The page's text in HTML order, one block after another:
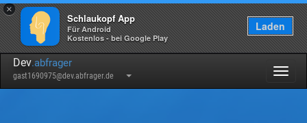
×
Schlaukopf App
Für Android
Kostenlos - bei Google Play
Laden
Dev.abfrager
gast1690975@dev.abfrager.de